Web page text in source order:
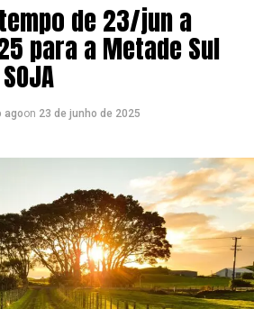
de 23/jun a
para a Metade Sul
agoon 23 de junho de 2025